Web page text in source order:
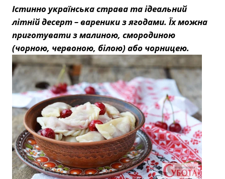
Істинно українська страва та ідеальний
літній десерт – вареники з ягодами. Їх можна
приготувати з малиною, смородиною
(чорною, червоною, білою) або чорницею.